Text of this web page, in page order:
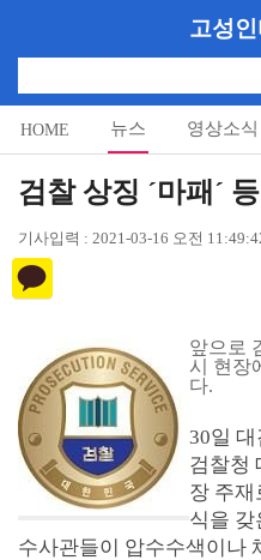
고성
HOME 뉴스 영상소식
알림마당
검찰 상징 ´마패´
기사입력 : 2021-03-16 오전
앞으로
시 현장
다.
30일
검찰청
장 주재
식을
수사관들이 압수수색이나